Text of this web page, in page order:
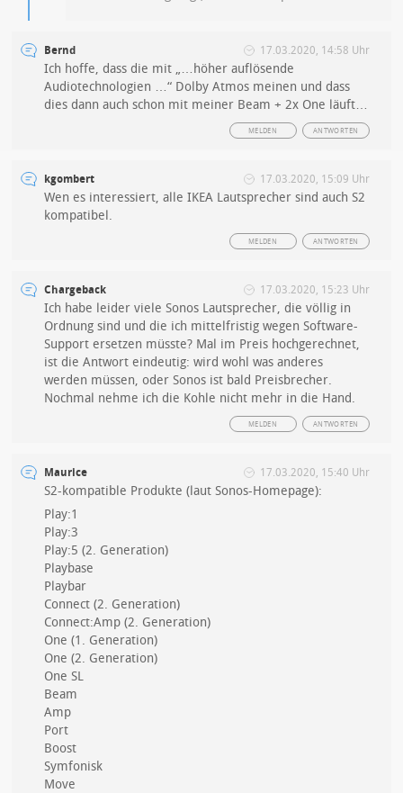
Bernd 17.03.2020, 14:58 Uhr
Ich hoffe, dass die mit „…höher auflösende
Audiotechnologien …“ Dolby Atmos meinen und dass
dies dann auch schon mit meiner Beam + 2x One läuft…
ANTWORTEN
MELDEN
kgombert 17.03.2020, 15:09 Uhr
Wen es interessiert, alle IKEA Lautsprecher sind auch S2
kompatibel.
ANTWORTEN
MELDEN
Chargeback 17.03.2020, 15:23 Uhr
Ich habe leider viele Sonos Lautsprecher, die völlig in
Ordnung sind und die ich mittelfristig wegen Software-
Support ersetzen müsste? Mal im Preis hochgerechnet,
ist die Antwort eindeutig: wird wohl was anderes
werden müssen, oder Sonos ist bald Preisbrecher.
Nochmal nehme ich die Kohle nicht mehr in die Hand.
ANTWORTEN
MELDEN
Maurice 17.03.2020, 15:40 Uhr
S2-kompatible Produkte (laut Sonos-Homepage):
Play:1
Play:3
Play:5 (2. Generation)
Playbase
Playbar
Connect (2. Generation)
Connect:Amp (2. Generation)
One (1. Generation)
One (2. Generation)
One SL
Beam
Amp
Port
Boost
Symfonisk
Move